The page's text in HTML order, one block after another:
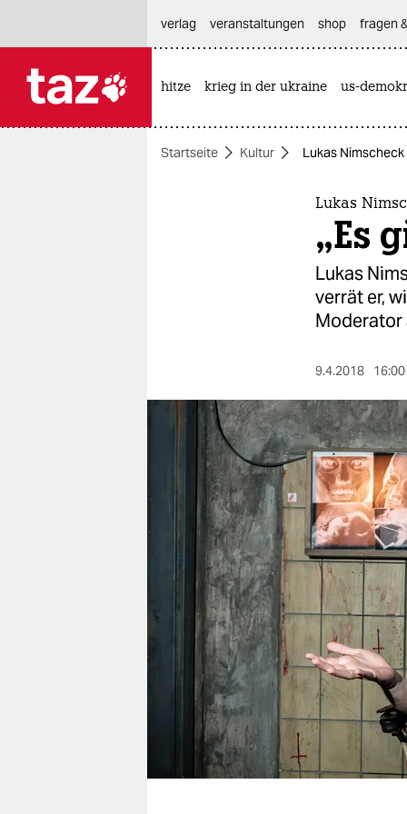
themen
berlin
wahrheit
verlag
verlag
veranstaltungen
fragen & hilfe
unterstützen
genossenschaft
verlag
veranstaltungen shop fragen
hitze krieg in der ukraine us-
Startseite Kultur Lukas Nimscheck
Lukas
„Es
Lukas
verrät er,
Moderator
9.4.2018